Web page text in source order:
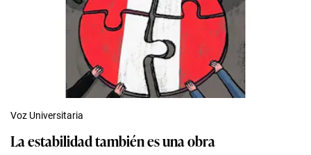
Voz Universitaria
La estabilidad también es una obra